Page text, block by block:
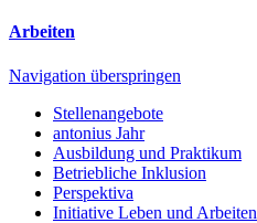
Arbeiten
Navigation überspringen
Stellenangebote
antonius Jahr
Ausbildung und Praktikum
Betriebliche Inklusion
Perspektiva
Initiative Leben und Arbeiten